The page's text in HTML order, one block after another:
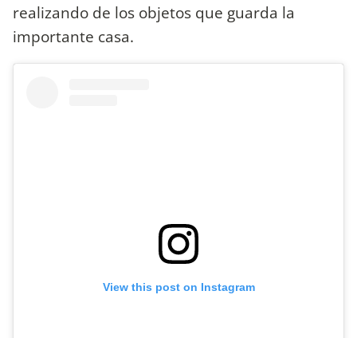
realizando de los objetos que guarda la
importante casa.
View this post on Instagram